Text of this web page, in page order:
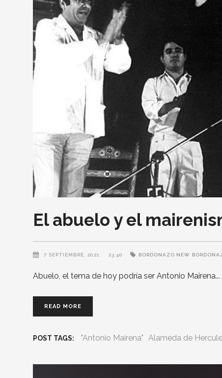
El abuelo y el
7 SEPTIEMBRE, 2021 23:40 BORDONAZO NEW
Abuelo, el tema de hoy podría ser Antonio Mairena
READ MORE
POST TAGS: "Antonio Mairena" Alameda de